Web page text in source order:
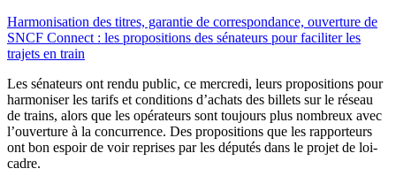
Harmonisation des titres, garantie de correspondance, ouverture de
SNCF Connect : les propositions des sénateurs pour faciliter les
trajets en train
Les sénateurs ont rendu public, ce mercredi, leurs propositions pour
harmoniser les tarifs et conditions d’achats des billets sur le réseau
de trains, alors que les opérateurs sont toujours plus nombreux avec
l’ouverture à la concurrence. Des propositions que les rapporteurs
ont bon espoir de voir reprises par les députés dans le projet de loi-
cadre.